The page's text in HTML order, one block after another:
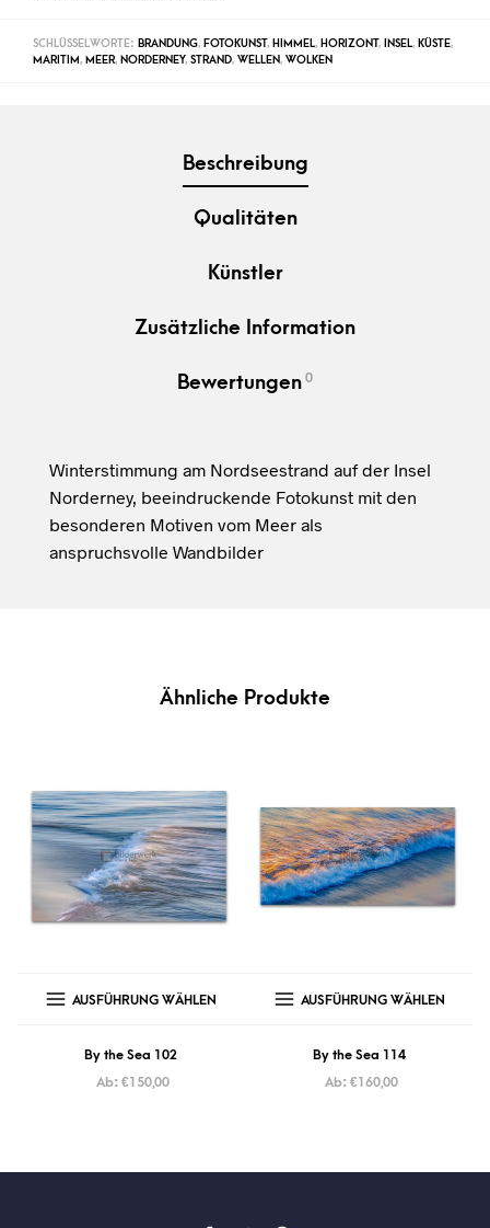
SCHLÜSSELWORTE: BRANDUNG, FOTOKUNST, HIMMEL, HORIZONT, INSEL, KÜSTE,
MARITIM, MEER, NORDERNEY, STRAND, WELLEN, WOLKEN
Beschreibung
Qualitäten
Künstler
Zusätzliche Information
Bewertungen 0
Winterstimmung am Nordseestrand auf der Insel
Norderney, beeindruckende Fotokunst mit den
besonderen Motiven vom Meer als
anspruchsvolle Wandbilder
Ähnliche Produkte
AUSFÜHRUNG WÄHLEN
By the Sea 102
Ab: €150,00
AUSFÜHRUNG WÄHLEN
By the Sea 114
Ab: €160,00